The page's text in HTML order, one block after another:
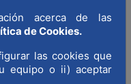
acerca de las
de Cookies.
las cookies que
equipo o ii) aceptar